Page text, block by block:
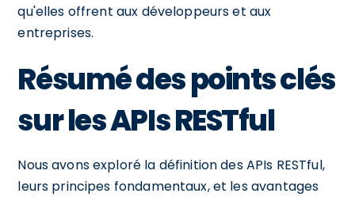
qu'elles offrent aux développeurs et aux
entreprises.
Résumé des points clés
sur les APIs RESTful
Nous avons exploré la définition des APIs RESTful,
leurs principes fondamentaux, et les avantages